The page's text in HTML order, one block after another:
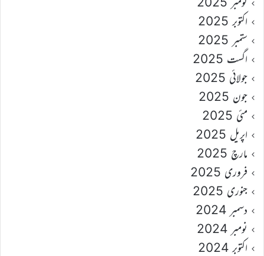
اکتوبر 2025
ستمبر 2025
اگست 2025
جولائی 2025
جون 2025
مئی 2025
اپریل 2025
مارچ 2025
فروری 2025
جنوری 2025
دسمبر 2024
نومبر 2024
اکتوبر 2024